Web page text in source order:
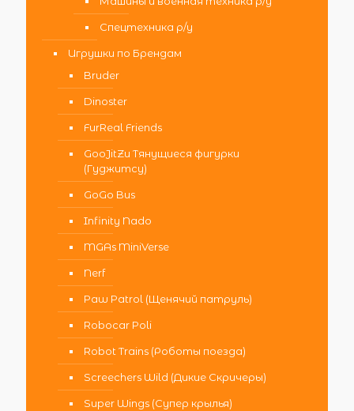
Спецтехника р/у
Игрушки по Брендам
Bruder
Dinoster
FurReal Friends
GooJitZu Тянущиеся фигурки
(Гуджитсу)
GoGo Bus
Infinity Nado
MGAs MiniVerse
Nerf
Paw Patrol (Щенячий патруль)
Robocar Poli
Robot Trains (Роботы поезда)
Screechers Wild (Дикие Скричеры)
Super Wings (Супер крылья)